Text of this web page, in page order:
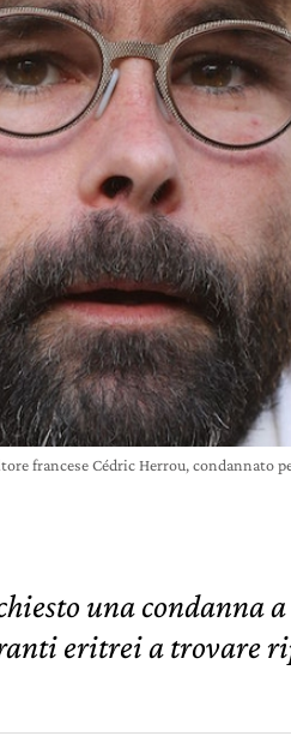
francese Cédric Herrou, condannato
una condanna
eritrei a trovare